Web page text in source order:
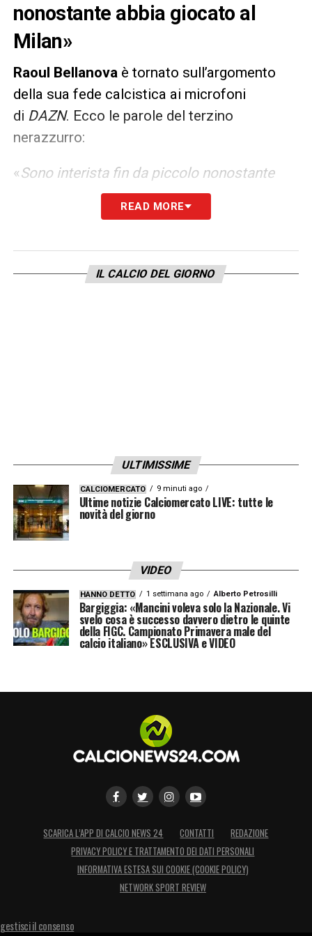
nonostante abbia giocato al
Milan»
Raoul Bellanova è tornato sull’argomento
della sua fede calcistica ai microfoni
di DAZN. Ecco le parole del terzino
nerazzurro:
«Sono interista fin da piccolo nonostante
abbia giocato al Milan. Me la ricordo bene la
foto con la maglia del Milan, avevo sei anni e
solo ringraziarlo, se sono qua è grazie a loro
READ MORE
IL CALCIO DEL GIORNO
ULTIMISSIME
CALCIOMERCATO 9 minuti ago
Ultime notizie Calciomercato LIVE: tutte le
novità del giorno
VIDEO
HANNO DETTO 1 settimana ago Alberto Petrosilli
Bargiggia: «Mancini voleva solo la Nazionale. Vi
svelo cosa è successo davvero dietro le quinte
della FIGC. Campionato Primavera male del
calcio italiano» ESCLUSIVA e VIDEO
SCARICA L’APP DI CALCIO NEWS 24 CONTATTI
REDAZIONE
PRIVACY POLICY E TRATTAMENTO DEI DATI PERSONALI
INFORMATIVA ESTESA SUI COOKIE (COOKIE POLICY)
NETWORK SPORT REVIEW
gestisci il consenso